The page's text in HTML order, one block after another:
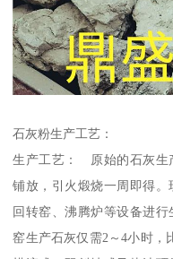
石灰粉生产工艺：
生产工艺： 原始的石灰生
铺放，引火煅烧一周即得
回转窑、沸腾炉等设备进
窑生产石灰仅需2～4小时，